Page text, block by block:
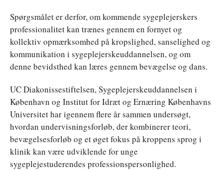
Spørgsmålet er derfor, om kommende sygeplejerskers
professionalitet kan trænes gennem en fornyet og
kollektiv opmærksomhed på kropslighed, sanselighed og
kommunikation i sygeplejerskeuddannelsen, og om
denne bevidsthed kan læres gennem bevægelse og dans.
UC Diakonissestiftelsen, Sygeplejerskeuddannelsen i
København og Institut for Idræt og Ernæring Københavns
Universitet har igennem flere år sammen undersøgt,
hvordan undervisningsforløb, der kombinerer teori,
bevægelsesforløb og et øget fokus på kroppens sprog i
klinik kan være udviklende for unge
sygeplejestuderendes professionspersonlighed.